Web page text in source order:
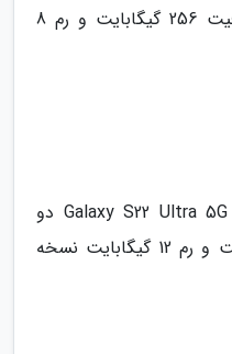
A736B/DS دو سیم کارت ظرفیت 256 گیگابایت و رم 8
گوشی موبایل سامسونگ مدل Galaxy S22 Ultra 5G دو
سیم کارت ظرفیت 256 گیگابایت و رم 12 گیگابایت نسخه